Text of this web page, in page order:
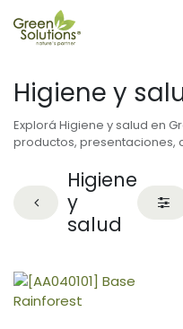
Higiene y
Explorá Higiene y salud en
productos, presentaciones,
Higiene
y
salud